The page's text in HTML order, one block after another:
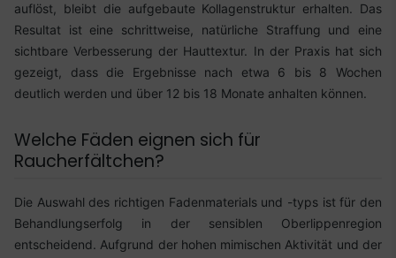
auflöst, bleibt die aufgebaute Kollagenstruktur erhalten. Das
Resultat ist eine schrittweise, natürliche Straffung und eine
sichtbare Verbesserung der Hauttextur. In der Praxis hat sich
gezeigt, dass die Ergebnisse nach etwa 6 bis 8 Wochen
deutlich werden und über 12 bis 18 Monate anhalten können.
Welche Fäden eignen sich für
Raucherfältchen?
Die Auswahl des richtigen Fadenmaterials und -typs ist für den
Behandlungserfolg in der sensiblen Oberlippenregion
entscheidend. Aufgrund der hohen mimischen Aktivität und der